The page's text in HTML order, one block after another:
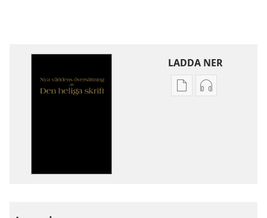
LADDA NER
Valmöjligheter